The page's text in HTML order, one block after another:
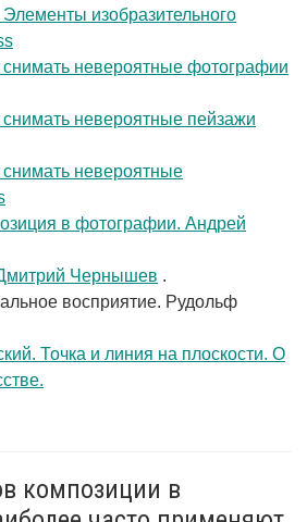
изобразительного
снимать невероятные фотографии
снимать невероятные пейзажи
снимать невероятные
в фотографии. Андрей
Чернышев .
восприятие. Рудольф
Точка и линия на плоскости. О
композиции в